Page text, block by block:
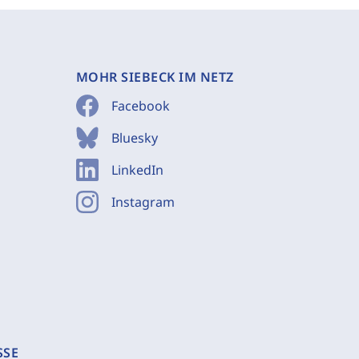
MOHR SIEBECK IM NETZ
Facebook
Bluesky
LinkedIn
Instagram